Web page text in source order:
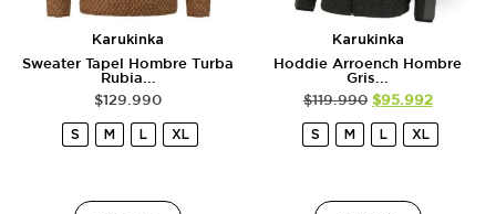
Karukinka
Sweater Tapel Hombre Turba
Rubia...
$129.990
S M L XL
Karukinka
Hoddie Arroench Hombre
Gris...
$119.990 $95.992
S M L XL